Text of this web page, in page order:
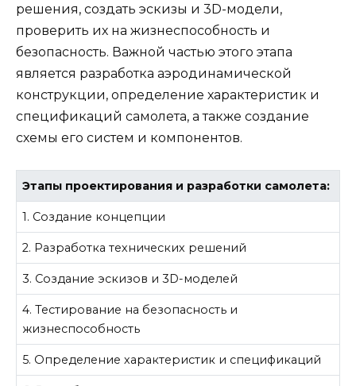
решения, создать эскизы и 3D-модели,
проверить их на жизнеспособность и
безопасность. Важной частью этого этапа
является разработка аэродинамической
конструкции, определение характеристик и
спецификаций самолета, а также создание
схемы его систем и компонентов.
Этапы проектирования и разработки самолета:
1. Создание концепции
2. Разработка технических решений
3. Создание эскизов и 3D-моделей
4. Тестирование на безопасность и
жизнеспособность
5. Определение характеристик и спецификаций